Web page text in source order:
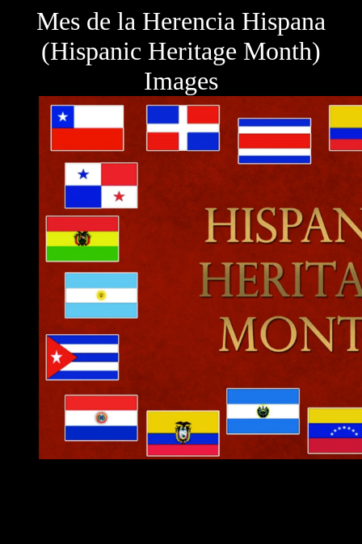
Mes de la Herencia Hispana
(Hispanic Heritage Month)
Images